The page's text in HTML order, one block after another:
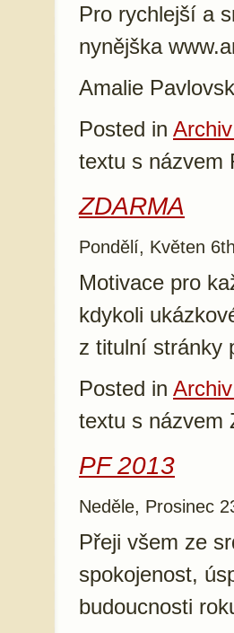
Pro rychlejší a
nynějška
Amalie
Posted in
textu s názvem
ZDARMA
Pondělí, Květen
Motivace pro
kdykoli
z titulní stránky
Posted in
textu s názvem
PF 2013
Neděle, Prosinec
Přeji všem ze
spokojenost,
budoucnosti